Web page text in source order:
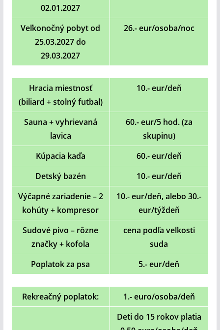
02.01.2027
Veľkonočný pobyt od
25.03.2027 do
29.03.2027
26.-eur/osoba/noc
Hracia miestnosť
(biliard + stolný futbal)
10.- eur/deň
Sauna + vyhrievaná
lavica
60.- eur/5 hod. (za
skupinu)
Kúpacia kaďa
60.- eur/deň
Detský bazén
10.- eur/deň
Výčapné zariadenie – 2
kohúty + kompresor
10.- eur/deň, alebo 30.-
eur/týždeň
Sudové pivo – rôzne
značky + kofola
cena podľa veľkosti
suda
Poplatok za psa
5.- eur/deň
Rekreačný poplatok:
1.- euro/osoba/deň
Deti do 15 rokov platia